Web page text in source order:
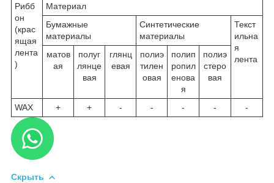
Рибб
он
(крас
ящая
лента
)
Материал
Бумажные
материалы
Синтетические
материалы
Текст
ильна
я
лента
матов
ая
полуг
лянце
вая
глянц
евая
полиэ
тилен
овая
полип
ропил
енова
я
полиэ
стеро
вая
WAX + + - - - - -
Скрыть